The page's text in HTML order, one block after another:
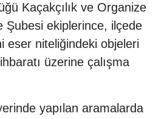
Kaçakçılık ve Organize
Şubesi ekiplerince, ilçede
eser niteliğindeki objeleri
üzerine çalışma
yapılan aramalarda